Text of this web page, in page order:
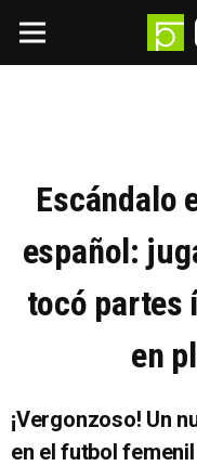
Escándalo
español:
tocó partes
en
¡Vergonzoso! Un
en el futbol